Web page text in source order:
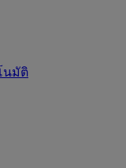
นมัติ